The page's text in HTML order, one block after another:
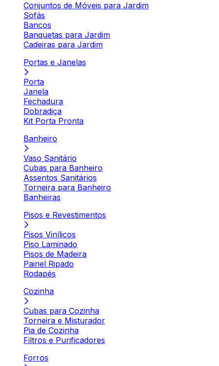
Conjuntos de Móveis para Jardim
Sofás
Bancos
Banquetas para Jardim
Cadeiras para Jardim
Portas e Janelas
Porta
Janela
Fechadura
Dobradiça
Kit Porta Pronta
Banheiro
Vaso Sanitário
Cubas para Banheiro
Assentos Sanitários
Torneira para Banheiro
Banheiras
Pisos e Revestimentos
Pisos Vinílicos
Piso Laminado
Pisos de Madeira
Painel Ripado
Rodapés
Cozinha
Cubas para Cozinha
Torneira e Misturador
Pia de Cozinha
Filtros e Purificadores
Forros